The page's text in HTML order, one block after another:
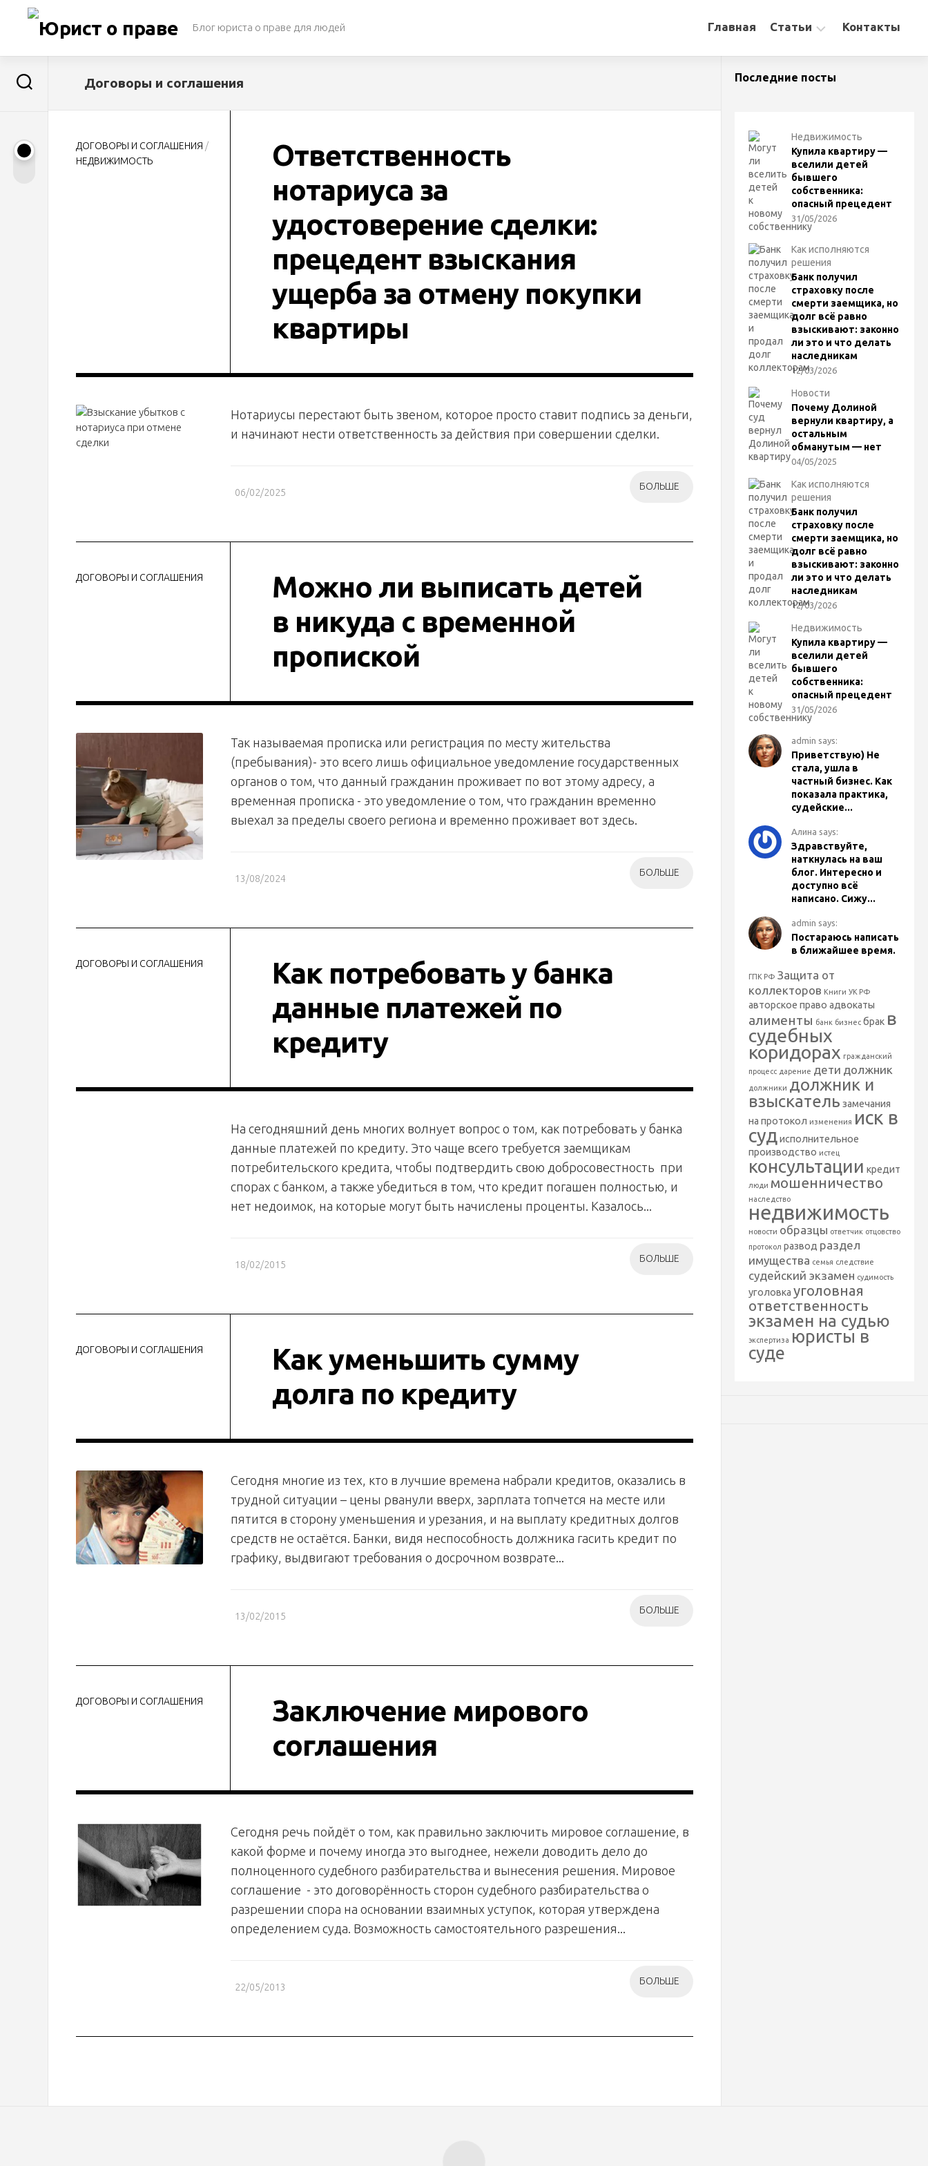
Перейти
содержанию
Блог юриста о праве для людей Главная Статьи
Недвижимость
Семейные
споры
Как
исполняются
решения
право
Как
стать
судьей
Контакты
Договоры и соглашения
ДОГОВОРЫ И СОГЛАШЕНИЯ /
НЕДВИЖИМОСТЬ
Ответственность
нотариуса за
удостоверение сделки:
прецедент взыскания
ущерба за отмену покупки
квартиры
Нотариусы перестают быть звеном, которое просто ставит подпись за деньги,
и начинают нести ответственность за действия при совершении сделки.
БОЛЬШЕ
06/02/2025
ДОГОВОРЫ И СОГЛАШЕНИЯ
Можно ли выписать детей
в никуда с временной
пропиской
Так называемая прописка или регистрация по месту жительства
(пребывания)- это всего лишь официальное уведомление государственных
органов о том, что данный гражданин проживает по вот этому адресу, а
временная прописка - это уведомление о том, что гражданин временно
выехал за пределы своего региона и временно проживает вот здесь.
БОЛЬШЕ
13/08/2024
ДОГОВОРЫ И СОГЛАШЕНИЯ
Как потребовать у банка
данные платежей по
кредиту
На сегодняшний день многих волнует вопрос о том, как потребовать у банка
данные платежей по кредиту. Это чаще всего требуется заемщикам
потребительского кредита, чтобы подтвердить свою добросовестность при
спорах с банком, а также убедиться в том, что кредит погашен полностью, и
нет недоимок, на которые могут быть начислены проценты. Казалось...
БОЛЬШЕ
18/02/2015
ДОГОВОРЫ И СОГЛАШЕНИЯ
Как уменьшить сумму
долга по кредиту
Сегодня многие из тех, кто в лучшие времена набрали кредитов, оказались в
трудной ситуации – цены рванули вверх, зарплата топчется на месте или
пятится в сторону уменьшения и урезания, и на выплату кредитных долгов
средств не остаётся. Банки, видя неспособность должника гасить кредит по
графику, выдвигают требования о досрочном возврате...
БОЛЬШЕ
13/02/2015
ДОГОВОРЫ И СОГЛАШЕНИЯ
Заключение мирового
соглашения
Сегодня речь пойдёт о том, как правильно заключить мировое соглашение, в
какой форме и почему иногда это выгоднее, нежели доводить дело до
полноценного судебного разбирательства и вынесения решения. Мировое
соглашение - это договорённость сторон судебного разбирательства о
разрешении спора на основании взаимных уступок, которая утверждена
определением суда. Возможность самостоятельного разрешения...
БОЛЬШЕ
22/05/2013
Последние посты
Недвижимость
Купила квартиру —
вселили детей
бывшего
собственника:
опасный прецедент
31/05/2026
Как исполняются
решения
Банк получил
страховку после
смерти заемщика, но
долг всё равно
взыскивают: законно
ли это и что делать
наследникам
12/03/2026
Новости
Почему Долиной
вернули квартиру, а
остальным
обманутым — нет
04/05/2025
Как исполняются
решения
Банк получил
страховку после
смерти заемщика, но
долг всё равно
взыскивают: законно
ли это и что делать
наследникам
12/03/2026
Недвижимость
Купила квартиру —
вселили детей
бывшего
собственника:
опасный прецедент
31/05/2026
admin says:
Приветствую) Не
стала, ушла в
частный бизнес. Как
показала практика,
судейские...
Алина says:
Здравствуйте,
наткнулась на ваш
блог. Интересно и
доступно всё
написано. Сижу...
admin says:
Постараюсь написать
в ближайшее время.
ГПК РФ Защита от
коллекторов Книги УК РФ
авторское право адвокаты
алименты банк бизнес брак в
судебных
коридорах гражданский
процесс дарение дети должник
должники должник и
взыскатель замечания
на протокол изменения иск в
судисполнительное
производство истец
консультации кредит
люди мошенничество
наследство
недвижимость
новости образцы ответчик отцовство
протокол развод раздел
имущества семья следствие
судейский экзамен судимость
уголовка уголовная
ответственность
экзамен на судью
экспертиза юристы в
суде